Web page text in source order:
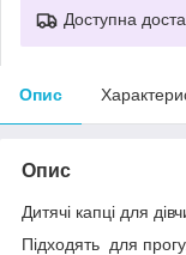
Доступна
Опис
Опис
Дитячі капці для
Підходять для